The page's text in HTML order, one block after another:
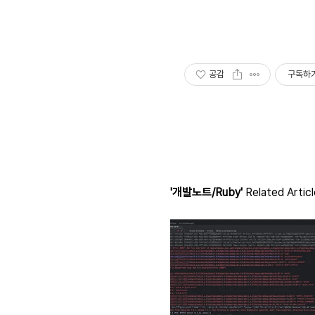
공감 구독하기
'개발노트/Ruby' Related